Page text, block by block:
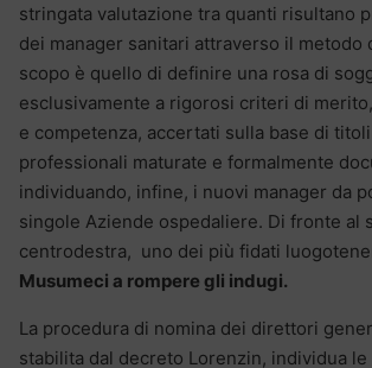
stringata valutazione tra quanti risultano
dei manager sanitari attraverso il metodo
scopo è quello di definire una rosa di
esclusivamente a rigorosi criteri di
e competenza, accertati sulla base di
professionali maturate e formalmente
individuando, infine, i nuovi manager da
singole Aziende ospedaliere. Di fronte al
centrodestra, uno dei più fidati
Musumeci a rompere gli indugi.
La procedura di nomina dei direttori
stabilita dal decreto Lorenzin, individua